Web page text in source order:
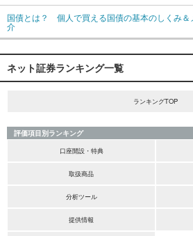
国債とは？ 個人で買える国債の基本のしくみ＆
介
ネット証券ランキング一覧
ランキングTOP
評価項目別ランキング
口座開設・特典
取扱商品
分析ツール
提供情報